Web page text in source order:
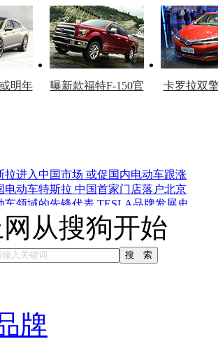
复产
官
明年
曝新款福特F-150官
卡罗拉双
奇斗
车模美腿爆乳无惧
走光
拉进入中国市场 或促国内电动车跟涨
电动车特斯拉 中国首家门店落户北京
车领域的先锋代表 TESLA品牌发展史
拉引发中国猜想:10万电动车路在何方
车厂商开打价格战 试图刺激销量增长
强:3500万辆汽车总销量和1%电动汽车
车销量
网从搜狗开始
牌